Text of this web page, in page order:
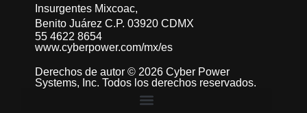
Insurgentes Mixcoac,
Benito Juárez C.P. 03920 CDMX
55 4622 8654
www.cyberpower.com/mx/es
Derechos de autor © 2026 Cyber Power
Systems, Inc. Todos los derechos reservados.